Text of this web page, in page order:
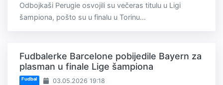
Odbojkaši Perugie osvojili su večeras titulu u Ligi
šampiona, pošto su u finalu u Torinu...
Fudbalerke Barcelone pobijedile Bayern za
plasman u finale Lige šampiona
Fudbal 03.05.2026 19:18